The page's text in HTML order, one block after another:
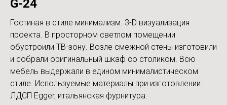
G-24
Гостиная в стиле минимализм. 3-D визуализация
проекта. В просторном светлом помещении
обустроили ТВ-зону. Возле смежной стены изготовили
и собрали оригинальный шкаф со столиком. Всю
мебель выдержали в едином минималистическом
стиле. Используемые материалы при изготовлении:
ЛДСП Egger, итальянская фурнитура.